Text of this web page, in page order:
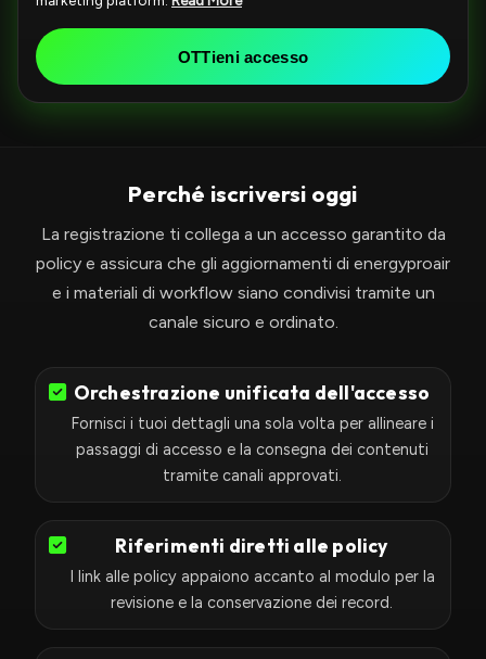
t
+
OTTieni accesso
Perché iscriversi oggi
La registrazione ti collega a un accesso garantito da
policy e assicura che gli aggiornamenti di energyproair
e i materiali di workflow siano condivisi tramite un
canale sicuro e ordinato.
Orchestrazione unificata dell'accesso
Fornisci i tuoi dettagli una sola volta per allineare i
passaggi di accesso e la consegna dei contenuti
tramite canali approvati.
Riferimenti diretti alle policy
I link alle policy appaiono accanto al modulo per la
revisione e la conservazione dei record.